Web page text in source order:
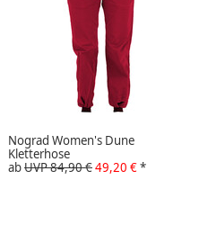
Nograd Women's Dune
Kletterhose
abUVP 84,90 €49,20 €*